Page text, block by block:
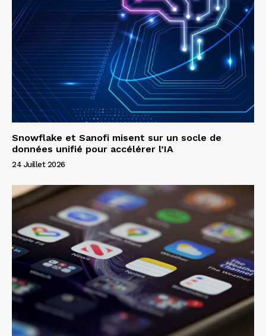
Snowflake et Sanofi misent sur un socle de
données unifié pour accélérer l’IA
24 Juillet 2026